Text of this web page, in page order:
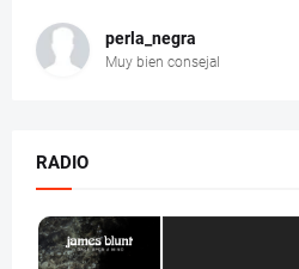
perla_negra
Muy bien consejal
RADIO